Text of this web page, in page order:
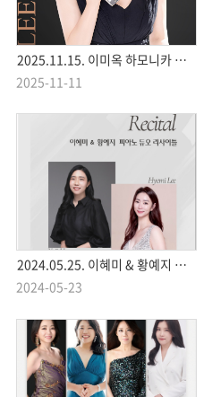
2025.11.15. 이미옥 하모니카 독주회
2025-11-11
2024.05.25. 이혜미 & 황예지 피아노 듀오 리사이틀
2024-05-23